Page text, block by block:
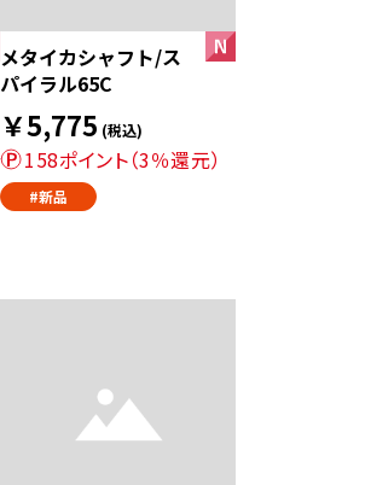
メタイカシャフト/ス
パイラル65C
￥5,775 (税込)
158ポイント（3％還元）
#新品